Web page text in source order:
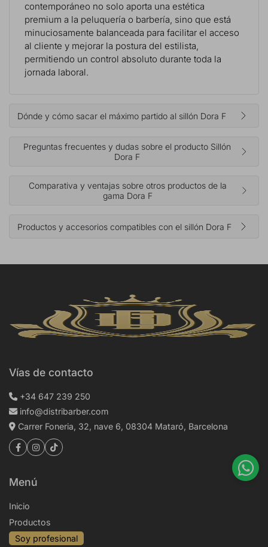
contemporáneo no solo aporta una estética
premium a la peluquería o barbería, sino que está
minuciosamente balanceada para facilitar el acceso
al cliente y mejorar la postura del estilista,
permitiendo un control absoluto durante toda la
jornada laboral.
Dónde y cómo sacar el máximo partido al sillón Dora F
Preguntas frecuentes y dudas sobre el producto Sillón
Dora F
Comparativa y ventajas sobre otros productos de la
gama Dora F
Productos y accesorios compatibles con el sillón Dora F
Vías de contacto
+34 647 239 250
info@distribarber.com
Carrer Foneria, 32, nave 6, 08304 Mataró, Barcelona
Menú
Inicio
Productos
Soy profesional